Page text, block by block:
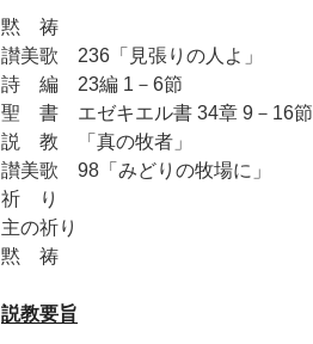
黙 祷
讃美歌 236「見張りの人よ」
詩 編 23編 1－6節
聖 書 エゼキエル書 34章 9－16節
説 教 「真の牧者」
讃美歌 98「みどりの牧場に」
祈 り
主の祈り
黙 祷
説教要旨